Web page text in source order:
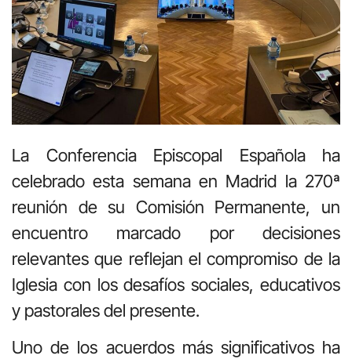
La Conferencia Episcopal Española ha
celebrado esta semana en Madrid la 270ª
reunión de su Comisión Permanente, un
encuentro marcado por decisiones
relevantes que reflejan el compromiso de la
Iglesia con los desafíos sociales, educativos
y pastorales del presente.
Uno de los acuerdos más significativos ha